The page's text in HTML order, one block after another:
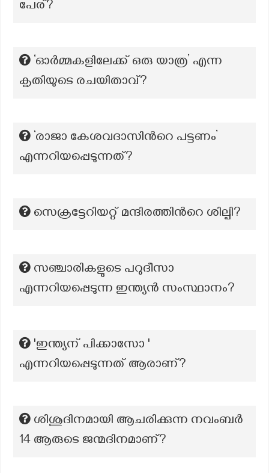
പേര്?
‘ഓർമ്മകളിലേക്ക് ഒരു യാത്ര’ എന്ന
കൃതിയുടെ രചയിതാവ്?
‘രാജാ കേശവദാസിന്‍റെ പട്ടണം’
എന്നറിയപ്പെടുന്നത്?
സെക്രട്ടേറിയറ്റ് മന്ദിരത്തിന്‍റെ ശില്പി?
സഞ്ചാരികളുടെ പറുദീസാ
എന്നറിയപ്പെടുന്ന ഇന്ത്യൻ സംസ്ഥാനം?
'ഇന്ത്യന് പിക്കാസോ '
എന്നറിയപ്പെടുന്നത് ആരാണ്?
ശിശുദിനമായി ആചരിക്കുന്ന നവംബർ
14 ആരുടെ ജന്മദിനമാണ്?